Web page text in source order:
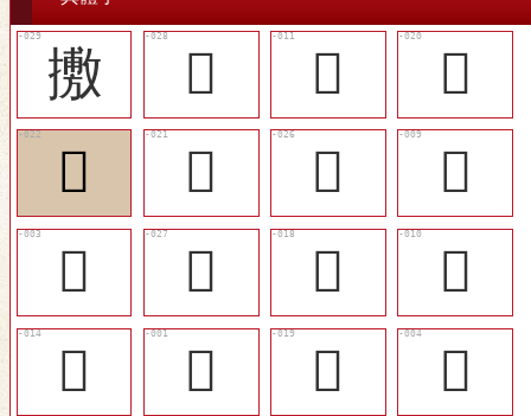
㩤 󲟋 󲞽
󲟃
󲟅
󲟄 󲟉
󲞻
󲞶
󲟊 󲟁
󲞼
󲞾
𢾭 󲟂
𢾾